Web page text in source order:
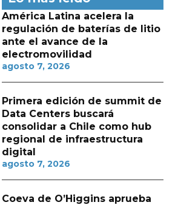
América Latina acelera la
regulación de baterías de litio
ante el avance de la
electromovilidad
agosto 7, 2026
Primera edición de summit de
Data Centers buscará
consolidar a Chile como hub
regional de infraestructura
digital
agosto 7, 2026
Coeva de O’Higgins aprueba